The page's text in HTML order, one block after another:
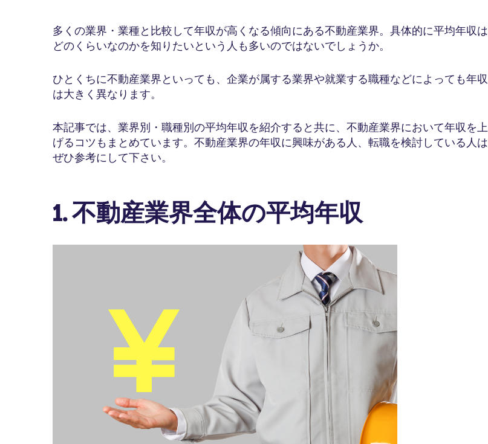
多くの業界・業種と比較して年収が高くなる傾向にある不動産業界。具体的に平均年収は
どのくらいなのかを知りたいという人も多いのではないでしょうか。
ひとくちに不動産業界といっても、企業が属する業界や就業する職種などによっても年収
は大きく異なります。
本記事では、業界別・職種別の平均年収を紹介すると共に、不動産業界において年収を上
げるコツもまとめています。不動産業界の年収に興味がある人、転職を検討している人は
ぜひ参考にして下さい。
1. 不動産業界全体の平均年収